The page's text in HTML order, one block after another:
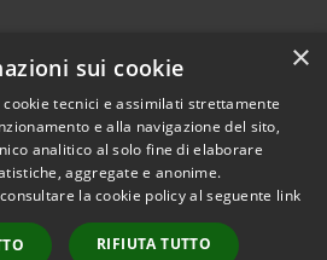
Copyright © 2026 • Comune di
Bussolengo • Powered by
Municipium•Accesso
redazione
×
sui cookie
tecnici e assimilati strettamente
e alla navigazione del sito,
analitico al solo fine di elaborare
aggregate e anonime.
la cookie policy al seguente link
RIFIUTA TUTTO